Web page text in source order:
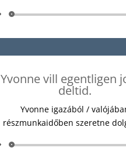
Audió
Yvonne vill egentligen
deltid.
Yvonne igazából /
részmunkaidőben szeretne
Audió